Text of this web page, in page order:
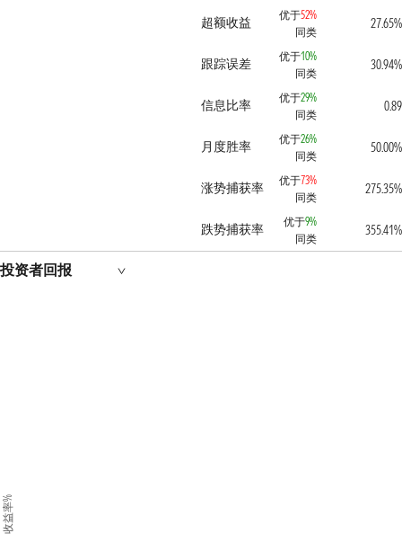
超额收益
优于52%
同类
27.65%
跟踪误差 优于10%
同类
30.94%
信息比率 优于29%
同类
0.89
月度胜率 优于26%
同类
50.00%
涨势捕获率 优于73%
同类
275.35%
跌势捕获率 优于9%
同类
355.41%
投资者回报
收益率%